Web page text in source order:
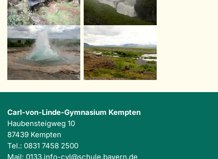
Carl-von-Linde-Gymnasium Kempten
Haubensteigweg 10
87439 Kempten
Tel.: 0831 7458 2500
Mail: 0133.info-cvl@schule.bayern.de